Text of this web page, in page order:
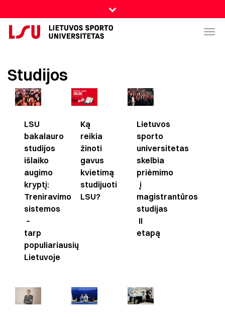
Studijos
LSU
bakalauro
studijos
išlaiko
augimo
kryptį:
Treniravimo
sistemos
–
tarp
populiariausių
Lietuvoje
Ką
reikia
žinoti
gavus
kvietimą
studijuoti
LSU?
Lietuvos
sporto
universitetas
skelbia
priėmimo
į
magistrantūros
studijas
II
etapą